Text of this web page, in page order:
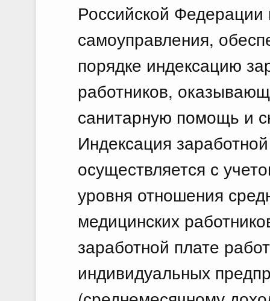
Российской Федерации
самоуправления,
порядке индексацию
работников,
санитарную помощь и
Индексация
осуществляется с
уровня отношения
медицинских
заработной плате
индивидуальных